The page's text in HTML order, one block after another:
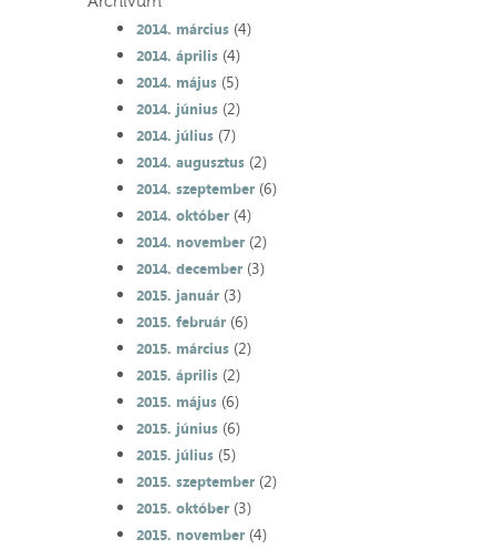
2014. március(4)
2014. április(4)
2014. május(5)
2014. június(2)
2014. július(7)
2014. augusztus(2)
2014. szeptember(6)
2014. október(4)
2014. november(2)
2014. december(3)
2015. január(3)
2015. február(6)
2015. március(2)
2015. április(2)
2015. május(6)
2015. június(6)
2015. július(5)
2015. szeptember(2)
2015. október(3)
2015. november(4)